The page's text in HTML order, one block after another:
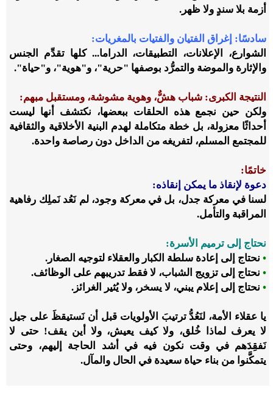
أزمة بلا سندٍ ولا ظهر.
سادسًا: إغراق الفتيان والفتيات بالمغريات:
الشوارع، الإعلانات، التطبيقات، الدراما... كلها تقدِّم الجنس
والإثارة والموضة والتمرُّد بوصفها "حرية"، و"هوية"، و"حياة".
النتيجة الكبرى: شباب هشٌّ، وهوية مشوشة، ومستقبل مبهم:
ولكن حين نجمع هذه الحلقات ببعضها، نكتشف أنها ليست
أحداثًا معزولة، بل خطة متكاملة لهدم البنية الأخلاقية والثقافية
للمجتمع المسلم، لتفريغه من الداخل دون رصاصة واحدة.
خاتمًا:
دعوة لإنقاذ ما يمكن إنقاذه:
لسنا في معركة جدل، بل في معركة وجود، لم نَعُد نَملِك رفاهية
المراقبة والتأمل.
نحتاج إلى ترميم الأسرة:
• نحتاج إلى إعادة سلطة الكبار والعقلاء لتوجيه الصغار.
• نحتاج إلى تزويج الشباب، لا فقط تدريبهم على الوظائف.
• نحتاج إلى إعلام يبني، لا يسخر، ولا يُثير الغرائز.
يا عقلاء الأمة، لنَعُدُّ ترتيبَ الأولويات قبل أن نَستيقظَ على جيل
لا يعرف لماذا خُلق، ولا كيف يعيش، ولا أين يقف! حتى لا
نَفقِدَهم في وقت نكون فيه في أشد الحاجة إليهم، وحتى
يتمكَّنوا من بناء حياة سعيدة في الحال والمآل.